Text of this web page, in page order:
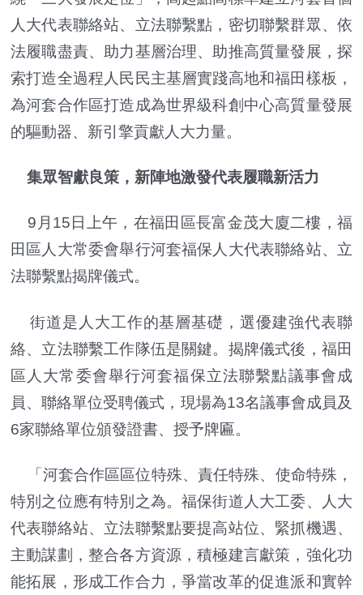
人大代表聯絡站、立法聯繫點，密切聯繫群眾、依
法履職盡責、助力基層治理、助推高質量發展，探
索打造全過程人民民主基層實踐高地和福田樣板，
為河套合作區打造成為世界級科創中心高質量發展
的驅動器、新引擎貢獻人大力量。
集眾智獻良策，新陣地激發代表履職新活力
9月15日上午，在福田區長富金茂大廈二樓，福
田區人大常委會舉行河套福保人大代表聯絡站、立
法聯繫點揭牌儀式。
街道是人大工作的基層基礎，選優建強代表聯
絡、立法聯繫工作隊伍是關鍵。揭牌儀式後，福田
區人大常委會舉行河套福保立法聯繫點議事會成
員、聯絡單位受聘儀式，現場為13名議事會成員及
6家聯絡單位頒發證書、授予牌匾。
「河套合作區區位特殊、責任特殊、使命特殊，
特別之位應有特別之為。福保街道人大工委、人大
代表聯絡站、立法聯繫點要提高站位、緊抓機遇、
主動謀劃，整合各方資源，積極建言獻策，強化功
能拓展，形成工作合力，爭當改革的促進派和實幹